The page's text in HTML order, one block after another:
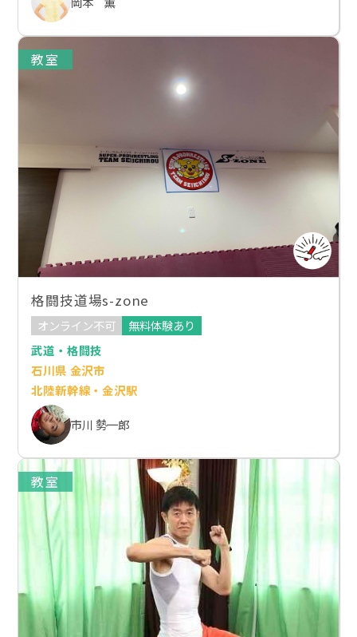
教室
格闘技道場s-zone
オンライン不可
無料体験あり
武道・格闘技
石川県 金沢市
北陸新幹線・金沢駅
市川 勢一郎
教室